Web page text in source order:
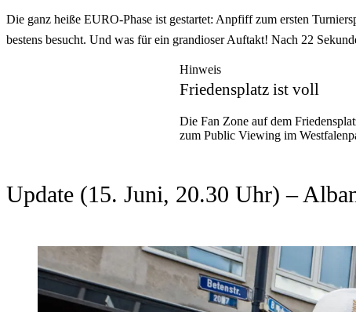
Die ganz heiße EURO-Phase ist gestartet: Anpfiff zum ersten
bestens besucht. Und was für ein grandioser Auftakt! Nach 22
Hinweis
Friedensplatz ist voll
Die Fan Zone auf dem
zum Public Viewing im
Update (15. Juni, 20.30 Uhr) –